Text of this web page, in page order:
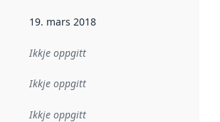
19. mars 2018
Ikkje oppgitt
Ikkje oppgitt
Ikkje oppgitt